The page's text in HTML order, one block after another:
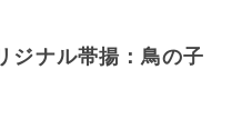
ナル帯揚：鳥の子